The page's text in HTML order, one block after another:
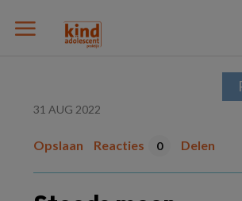
31 AUG 2022
Opslaan Reacties 0 Delen